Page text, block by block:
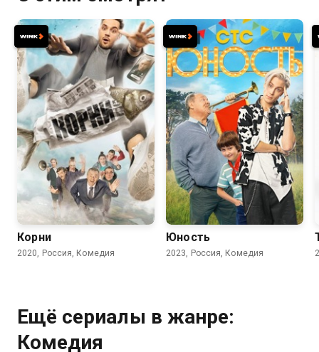
7.7
Корни
2020, Россия, Комедия
7.8
Юность
2023, Россия, Комедия
Ещё сериалы в жанре:
Комедия